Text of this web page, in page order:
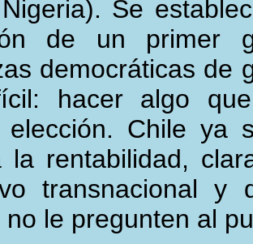
Se
de un primer
democráticas de
hacer algo
elección. Chile ya
la rentabilidad,
transnacional y
no le pregunten al